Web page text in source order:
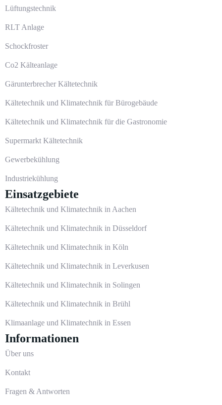
Lüftungstechnik
RLT Anlage
Schockfroster
Co2 Kälteanlage
Gärunterbrecher Kältetechnik
Kältetechnik und Klimatechnik für Bürogebäude
Kältetechnik und Klimatechnik für die Gastronomie
Supermarkt Kältetechnik
Gewerbekühlung
Industriekühlung
Einsatzgebiete
Kältetechnik und Klimatechnik in Aachen
Kältetechnik und Klimatechnik in Düsseldorf
Kältetechnik und Klimatechnik in Köln
Kältetechnik und Klimatechnik in Leverkusen
Kältetechnik und Klimatechnik in Solingen
Kältetechnik und Klimatechnik in Brühl
Klimaanlage und Klimatechnik in Essen
Informationen
Über uns
Kontakt
Fragen & Antworten